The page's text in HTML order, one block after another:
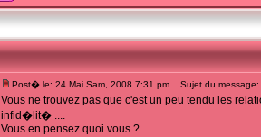
Post� le: 24 Mai Sam, 2008 7:31 pm Sujet du message:
Vous ne trouvez pas que c'est un peu tendu les
infid�lit� ....
Vous en pensez quoi vous ?